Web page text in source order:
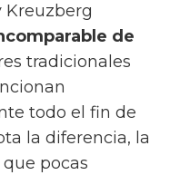
Kreuzberg
de
tradicionales
todo el fin de
la diferencia, la
pocas